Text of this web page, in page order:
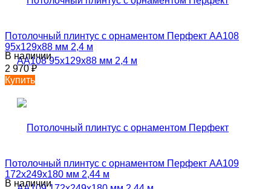
Потолочный плинтус с орнаментом Перфект AA108
95х129х88 мм 2,4 м
В наличии
2 970₽
Купить
Потолочный плинтус с орнаментом Перфект AA109
172х249х180 мм 2,44 м
В наличии